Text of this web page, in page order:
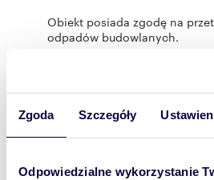
Zgoda Szczegóły
Odpowiedzialne wykorzystanie
Obiekt posiada zgodę na
odpadów budowlanych.
NIERUCHOMOŚCI Oddział w
Sosnkowskiego 6 (Pawilon